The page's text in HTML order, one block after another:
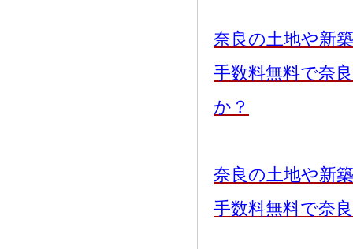
奈良の土地や新
手数料無料で奈
か？
奈良の土地や新
手数料無料で奈